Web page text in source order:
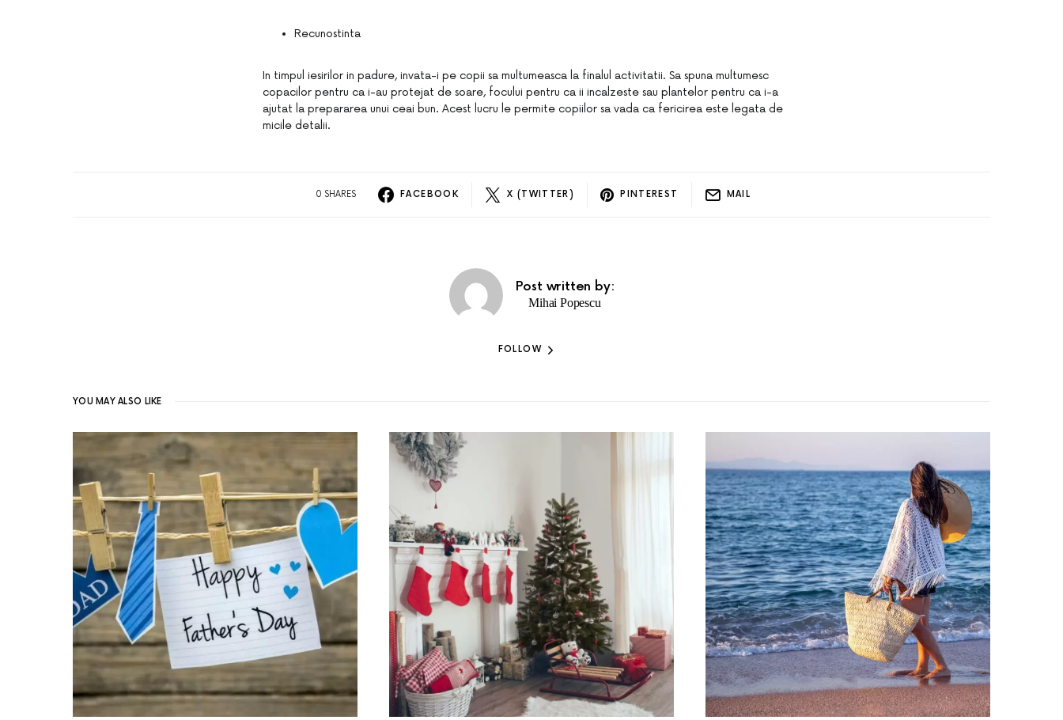
Recunostinta
In timpul iesirilor in padure, invata-i pe copii sa multumeasca la finalul activitatii. Sa spuna multumesc
copacilor pentru ca i-au protejat de soare, focului pentru ca ii incalzeste sau plantelor pentru ca i-a
ajutat la prepararea unui ceai bun. Acest lucru le permite copiilor sa vada ca fericirea este legata de
micile detalii.
0 SHARES FACEBOOK X (TWITTER) PINTEREST MAIL
Post written by:
Mihai Popescu
FOLLOW
YOU MAY ALSO LIKE